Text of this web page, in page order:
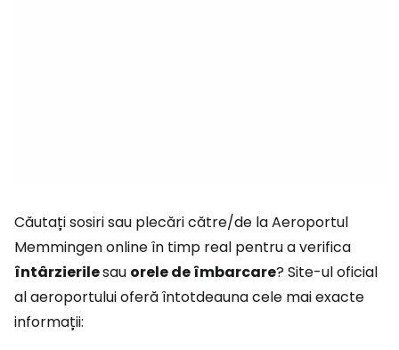
Căutați sosiri sau plecări către/de la Aeroportul
Memmingen online în timp real pentru a verifica
întârzierilesau orele de îmbarcare? Site-ul oficial
al aeroportului oferă întotdeauna cele mai exacte
informații: